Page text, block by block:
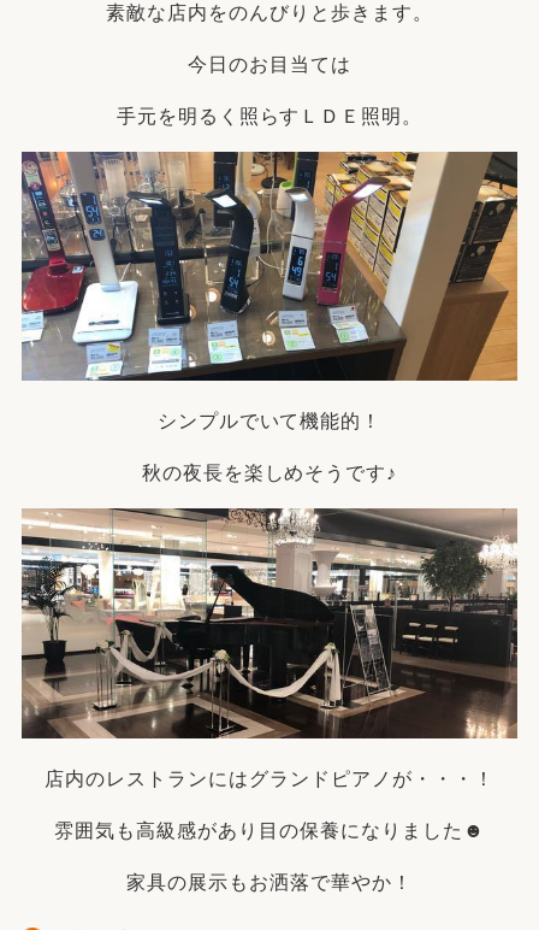
素敵な店内をのんびりと歩きます。
今日のお目当ては
手元を明るく照らすＬＤＥ照明。
シンプルでいて機能的！
秋の夜長を楽しめそうです♪
店内のレストランにはグランドピアノが・・・！
雰囲気も高級感があり目の保養になりました☻
家具の展示もお洒落で華やか！